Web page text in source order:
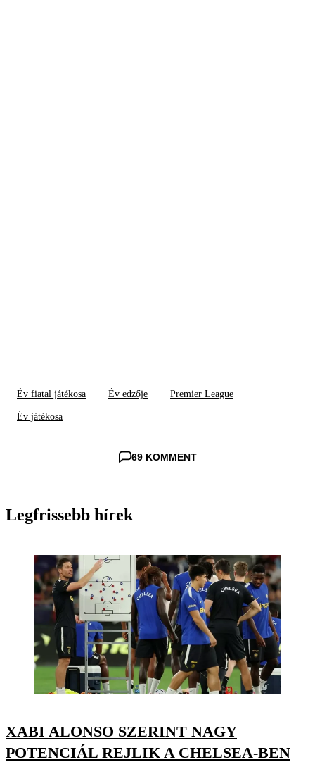
Év fiatal játékosa Év edzője Premier League
Év játékosa
69 KOMMENT
Legfrissebb hírek
XABI ALONSO SZERINT NAGY
POTENCIÁL REJLIK A CHELSEA-BEN